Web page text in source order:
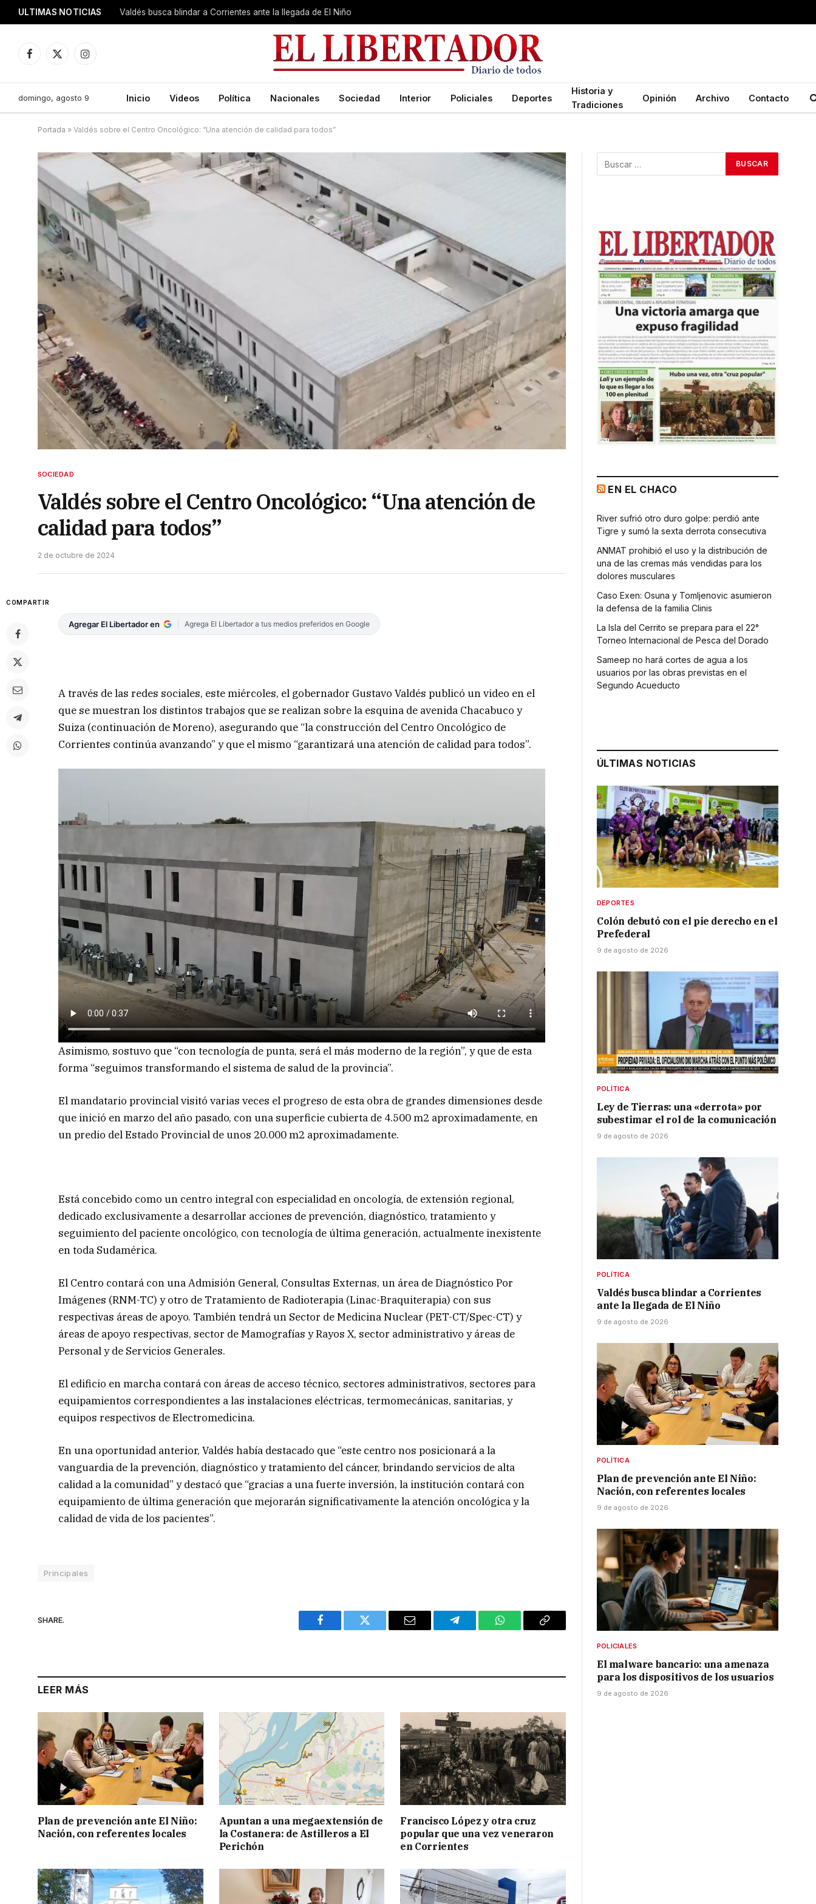
ULTIMAS NOTICIAS Valdés busca blindar a Corrientes ante la llegada de El Niño
Facebook
X
Instagram
domingo, agosto 9 Inicio Videos Política Nacionales Sociedad Interior Policiales Deportes
Historia y
Tradiciones
Opinión Archivo Contacto
Portada » Valdés sobre el Centro Oncológico: “Una atención de calidad para todos”
SOCIEDAD
Valdés sobre el Centro Oncológico: “Una atención de
calidad para todos”
2 de octubre de 2024
COMPARTIR
Agregar El Libertador en Agrega El Libertador a tus medios preferidos en Google
A través de las redes sociales, este miércoles, el gobernador Gustavo Valdés publicó un video en el
que se muestran los distintos trabajos que se realizan sobre la esquina de avenida Chacabuco y
Suiza (continuación de Moreno), asegurando que “la construcción del Centro Oncológico de
Corrientes continúa avanzando” y que el mismo “garantizará una atención de calidad para todos”.
Asimismo, sostuvo que “con tecnología de punta, será el más moderno de la región”, y que de esta
forma “seguimos transformando el sistema de salud de la provincia”.
El mandatario provincial visitó varias veces el progreso de esta obra de grandes dimensiones desde
que inició en marzo del año pasado, con una superficie cubierta de 4.500 m2 aproximadamente, en
un predio del Estado Provincial de unos 20.000 m2 aproximadamente.
Está concebido como un centro integral con especialidad en oncología, de extensión regional,
dedicado exclusivamente a desarrollar acciones de prevención, diagnóstico, tratamiento y
seguimiento del paciente oncológico, con tecnología de última generación, actualmente inexistente
en toda Sudamérica.
El Centro contará con una Admisión General, Consultas Externas, un área de Diagnóstico Por
Imágenes (RNM-TC) y otro de Tratamiento de Radioterapia (Linac-Braquiterapia) con sus
respectivas áreas de apoyo. También tendrá un Sector de Medicina Nuclear (PET-CT/Spec-CT) y
áreas de apoyo respectivas, sector de Mamografías y Rayos X, sector administrativo y áreas de
Personal y de Servicios Generales.
El edificio en marcha contará con áreas de acceso técnico, sectores administrativos, sectores para
equipamientos correspondientes a las instalaciones eléctricas, termomecánicas, sanitarias, y
equipos respectivos de Electromedicina.
En una oportunidad anterior, Valdés había destacado que “este centro nos posicionará a la
vanguardia de la prevención, diagnóstico y tratamiento del cáncer, brindando servicios de alta
calidad a la comunidad” y destacó que “gracias a una fuerte inversión, la institución contará con
equipamiento de última generación que mejorarán significativamente la atención oncológica y la
calidad de vida de los pacientes”.
Principales
SHARE.
Facebook Twitter Email Telegram WhatsAppCopy
LEER MÁS
Plan de prevención ante El Niño:
Nación, con referentes locales
Apuntan a una megaextensión de
la Costanera: de Astilleros a El
Perichón
Francisco López y otra cruz
popular que una vez veneraron
en Corrientes
EN EL CHACO
River sufrió otro duro golpe: perdió ante
Tigre y sumó la sexta derrota consecutiva
ANMAT prohibió el uso y la distribución de
una de las cremas más vendidas para los
dolores musculares
Caso Exen: Osuna y Tomljenovic asumieron
la defensa de la familia Clinis
La Isla del Cerrito se prepara para el 22°
Torneo Internacional de Pesca del Dorado
Sameep no hará cortes de agua a los
usuarios por las obras previstas en el
Segundo Acueducto
ÚLTIMAS NOTICIAS
DEPORTES
Colón debutó con el pie derecho en el
Prefederal
9 de agosto de 2026
POLÍTICA
Ley de Tierras: una «derrota» por
subestimar el rol de la comunicación
9 de agosto de 2026
POLÍTICA
Valdés busca blindar a Corrientes
ante la llegada de El Niño
9 de agosto de 2026
POLÍTICA
Plan de prevención ante El Niño:
Nación, con referentes locales
9 de agosto de 2026
POLICIALES
El malware bancario: una amenaza
para los dispositivos de los usuarios
9 de agosto de 2026